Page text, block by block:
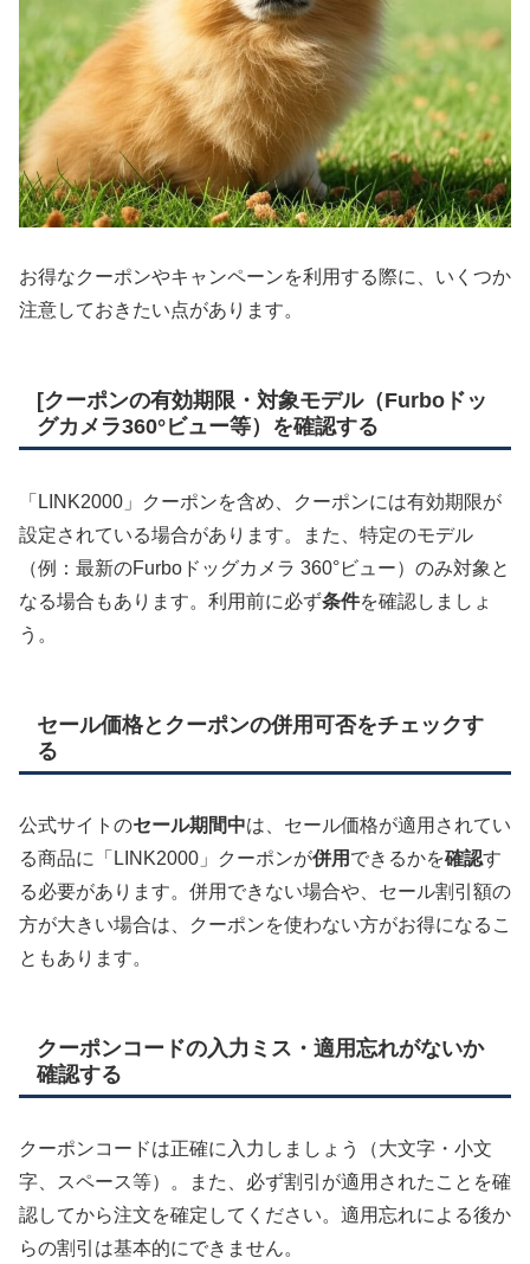
お得なクーポンやキャンペーンを利用する際に、いくつか
注意しておきたい点があります。
[クーポンの有効期限・対象モデル（Furboドッ
グカメラ360°ビュー等）を確認する
「LINK2000」クーポンを含め、クーポンには有効期限が
設定されている場合があります。また、特定のモデル
（例：最新のFurboドッグカメラ 360°ビュー）のみ対象と
なる場合もあります。利用前に必ず条件を確認しましょ
う。
セール価格とクーポンの併用可否をチェックす
る
公式サイトのセール期間中は、セール価格が適用されてい
る商品に「LINK2000」クーポンが併用 できるかを確認す
る必要があります。併用できない場合や、セール割引額の
方が大きい場合は、クーポンを使わない方がお得になるこ
ともあります。
クーポンコードの入力ミス・適用忘れがないか
確認する
クーポンコードは正確に入力しましょう（大文字・小文
字、スペース等）。また、必ず割引が適用されたことを確
認してから注文を確定してください。適用忘れによる後か
らの割引は基本的にできません。